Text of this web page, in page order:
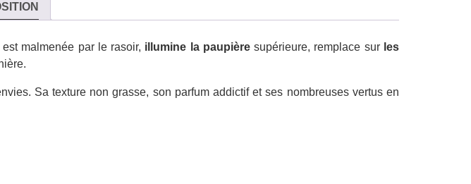
malmenée par le rasoir, illumine la paupièresupérieure, remplace surles
Sa texture non grasse, son parfum addictif et ses nombreuses vertus en